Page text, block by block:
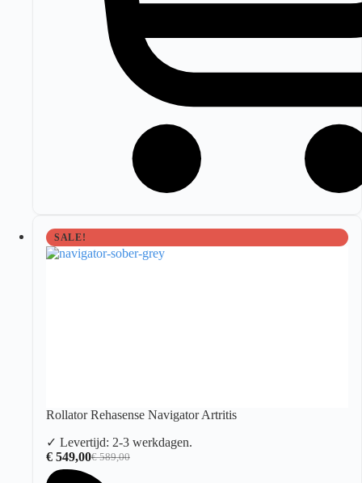
SALE!
Rollator Rehasense Navigator Artritis
✓ Levertijd: 2-3 werkdagen.
€589,00
Oorspronkelijke
prijs
€ 549,00Huidige
prijs